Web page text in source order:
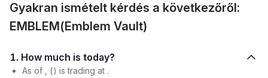
Gyakran ismételt kérdés a következőről:
EMBLEM(Emblem Vault)
1. How much is today?
As of , () is trading at .